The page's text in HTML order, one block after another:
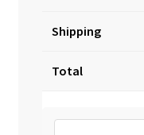
Shipping
Total